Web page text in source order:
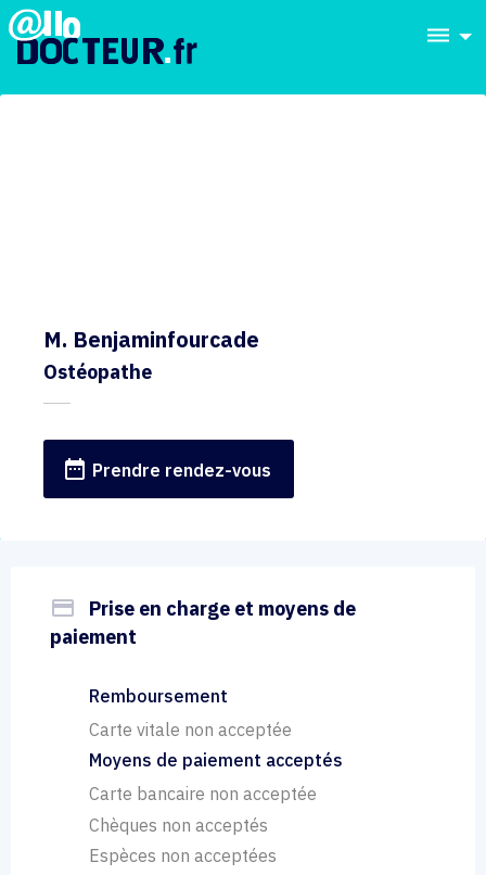
dehaze
M. Benjaminfourcade
Ostéopathe
date_range Prendre rendez-vous
payment
Prise en charge et moyens de
paiement
Remboursement
Carte vitale non acceptée
Moyens de paiement acceptés
Carte bancaire non acceptée
Chèques non acceptés
Espèces non acceptées